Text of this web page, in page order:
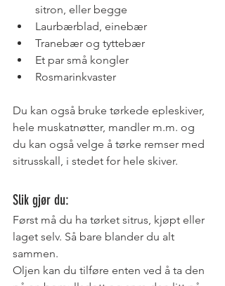
sitron, eller begge
Laurbærblad, einebær
Tranebær og tyttebær
Et par små kongler
Rosmarinkvaster
Du kan også bruke tørkede epleskiver,
hele muskatnøtter, mandler m.m. og
du kan også velge å tørke remser med
sitrusskall, i stedet for hele skiver.
Slik gjør du:
Først må du ha tørket sitrus, kjøpt eller
laget selv. Så bare blander du alt
sammen.
Oljen kan du tilføre enten ved å ta den